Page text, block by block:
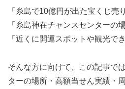
「糸島で10億円が出た宝くじ売
「糸島神在チャンスセンターの
「近くに開運スポットや観光で
そんな方に向けて、この記事で
ターの場所・高額当せん実績・